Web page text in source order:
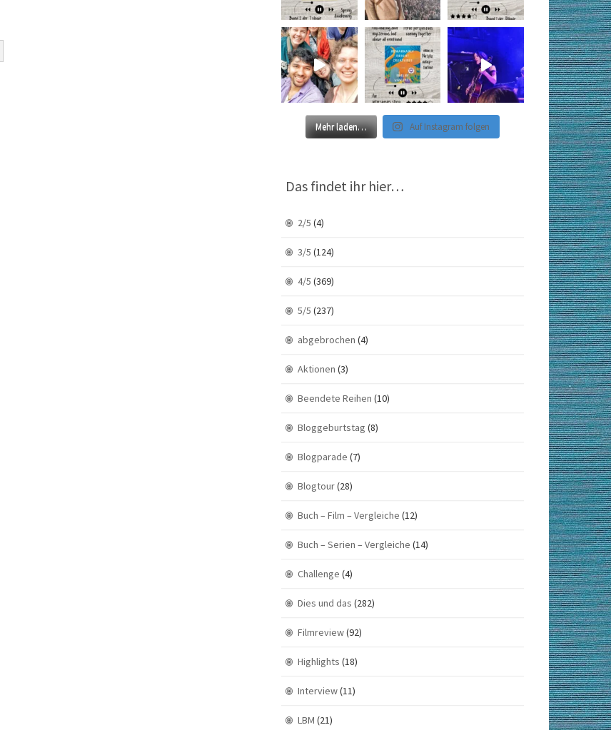
Mehr laden… Auf Instagram folgen
Das findet ihr hier…
2/5 (4)
3/5 (124)
4/5 (369)
5/5 (237)
abgebrochen (4)
Aktionen (3)
Beendete Reihen (10)
Bloggeburtstag (8)
Blogparade (7)
Blogtour(28)
Buch – Film – Vergleiche (12)
Buch – Serien – Vergleiche (14)
Challenge (4)
Dies und das (282)
Filmreview(92)
Highlights (18)
Interview(11)
LBM (21)